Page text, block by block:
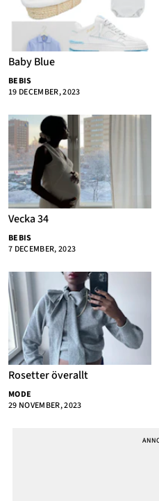
Baby Blue
BEBIS
19 DECEMBER, 2023
Vecka 34
BEBIS
7 DECEMBER, 2023
Rosetter överallt
MODE
29 NOVEMBER, 2023